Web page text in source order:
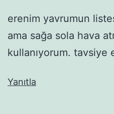
erenim yavrumun
ama sağa sola hava
kullanıyorum. tavsiye
Yanıtla